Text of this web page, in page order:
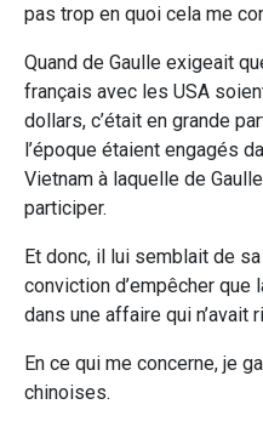
pas trop en quoi cela me
Quand de Gaulle exigeait
français avec les USA
dollars, c’était en grande
l’époque étaient engagés
Vietnam à laquelle de
participer.
Et donc, il lui semblait de
conviction d’empêcher que
dans une affaire qui n’avait
En ce qui me concerne, je
chinoises.